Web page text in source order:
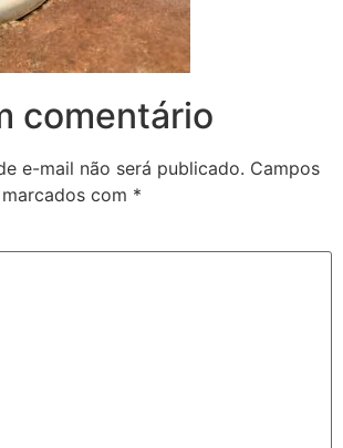
comentário
e-mail não será publicado. Campos
com *